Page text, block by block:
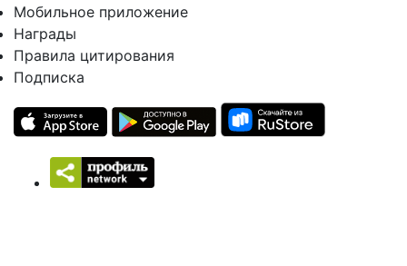
Мобильное приложение
Награды
Правила цитирования
Подписка